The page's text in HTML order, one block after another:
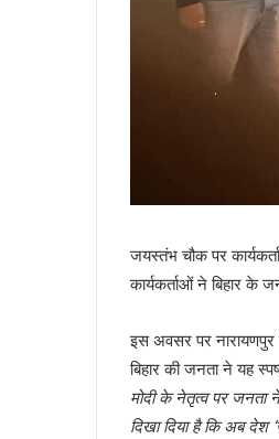
जयस्तंभ चौक पर
कार्यकर्ताओं ने बिहार के
इस अवसर पर
बिहार की जनता ने यह
मोदी के नेतृत्व पर जनता ने
दिखा दिया है कि अब देश